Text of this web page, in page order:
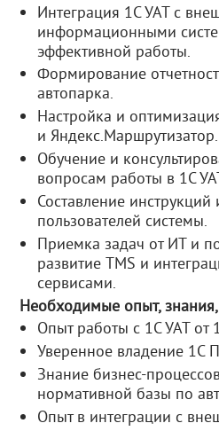
Интеграция 1С УАТ с
информационными
эффективной работы.
Формирование
автопарка.
Настройка и
и Яндекс.Маршрутизатор.
Обучение и
вопросам работы в 1С
Составление
пользователей системы.
Приемка задач от ИТ и
развитие TMS и
сервисами.
Необходимыe oпыт,
Опыт работы с 1С УАТ от
Уверенное владение 1С
Знание бизнес-
нормативной базы по
Опыт в интеграции с